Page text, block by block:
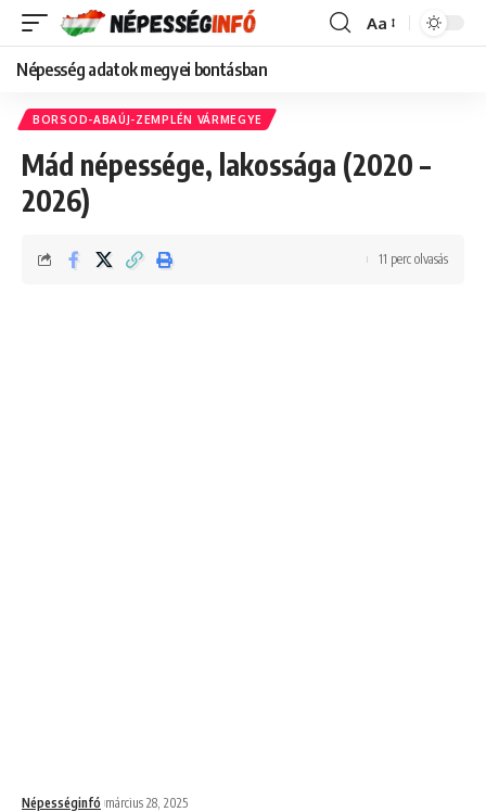
Font
Aa
Népesség adatok megyei bontásban
BORSOD-ABAÚJ-ZEMPLÉN VÁRMEGYE
Mád népessége, lakossága (2020 –
2026)
Népességinfó március 28, 2025
11 perc olvasás